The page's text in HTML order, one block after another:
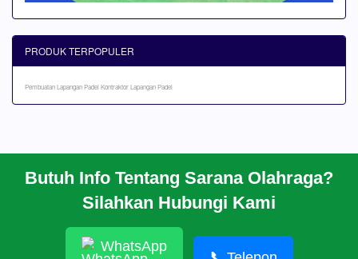
Butuh Info Tentang Sarana Olahraga?
Silahkan Hubungi Kami
WhatsApp
PRODUK TERPOPULER
Pembuatan Lapangan Padel Kontraktor Lapangan Padel
CARA PESAN
HUBUNGI KAMI